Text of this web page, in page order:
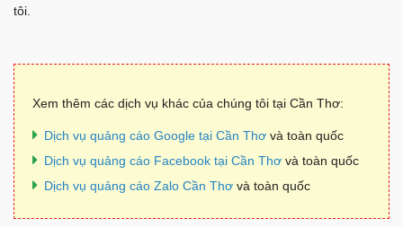
tôi.
Xem thêm các dịch vụ khác của chúng tôi tại Cần Thơ:
Dịch vụ quảng cáo Google tại Cần Thơ và toàn quốc
Dịch vụ quảng cáo Facebook tại Cần Thơ và toàn quốc
Dịch vụ quảng cáo Zalo Cần Thơ và toàn quốc